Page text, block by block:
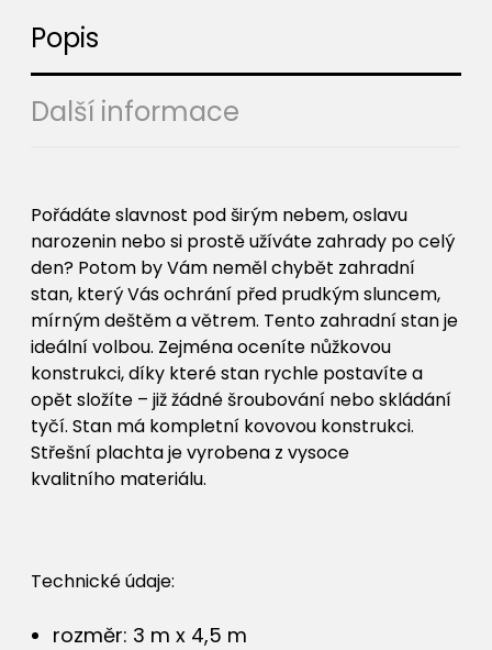
Popis
Další informace
Pořádáte slavnost pod širým nebem, oslavu
narozenin nebo si prostě užíváte zahrady po celý
den? Potom by Vám neměl chybět zahradní
stan, který Vás ochrání před prudkým sluncem,
mírným deštěm a větrem. Tento zahradní stan je
ideální volbou. Zejména oceníte nůžkovou
konstrukci, díky které stan rychle postavíte a
opět složíte – již žádné šroubování nebo skládání
tyčí. Stan má kompletní kovovou konstrukci.
Střešní plachta je vyrobena z vysoce
kvalitního materiálu.
Technické údaje:
rozměr: 3 m x 4,5 m